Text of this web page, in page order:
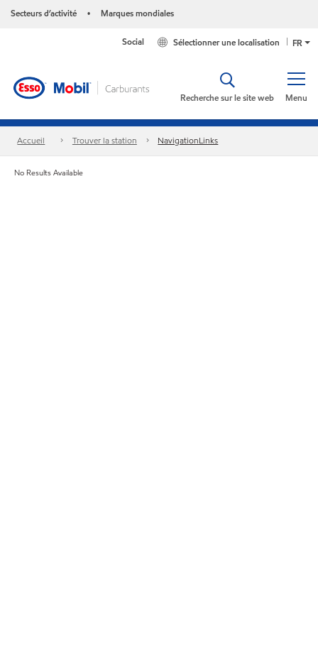
Secteurs d’activité • Marques mondiales
FR
Sélectionner une localisation
Social
Menu
Recherche sur le site web
Accueil Trouver la station NavigationLinks
No Results Available